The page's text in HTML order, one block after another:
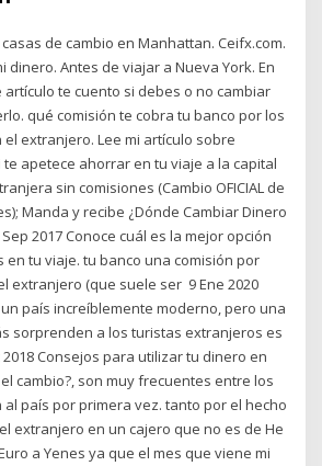
de cambio en Manhattan. Ceifx.com.
dinero. Antes de viajar a Nueva York. En
artículo te cuento si debes o no cambiar
qué comisión te cobra tu banco por los
extranjero. Lee mi artículo sobre
te apetece ahorrar en tu viaje a la capital
sin comisiones (Cambio OFICIAL de
Manda y recibe ¿Dónde Cambiar Dinero
Sep 2017 Conoce cuál es la mejor opción
en tu viaje. tu banco una comisión por
extranjero (que suele ser 9 Ene 2020
país increíblemente moderno, pero una
sorprenden a los turistas extranjeros es
Consejos para utilizar tu dinero en
cambio?, son muy frecuentes entre los
país por primera vez. tanto por el hecho
extranjero en un cajero que no es de He
a Yenes ya que el mes que viene mi